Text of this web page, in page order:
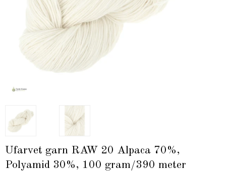
Ufarvet garn RAW 20 Alpaca 70%,
Polyamid 30%, 100 gram/390 meter